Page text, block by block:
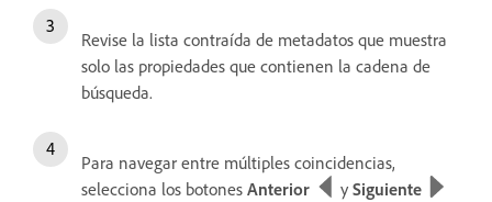
Revise la lista contraída de metadatos que muestra
solo las propiedades que contienen la cadena de
búsqueda.
Para navegar entre múltiples coincidencias,
selecciona los botones Anterior y Siguiente